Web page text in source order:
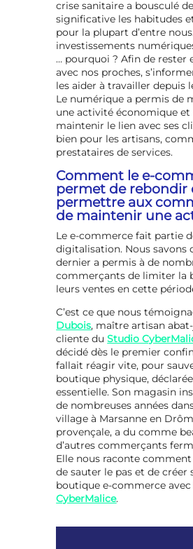
crise sanitaire a bousculé
significative les habitudes
pour la plupart d’entre
investissements
… pourquoi ? Afin de rester
avec nos proches,
les aider à travailler depuis
Le numérique a permis de
une activité économique et
maintenir le lien avec ses
bien pour les artisans,
prestataires de services.
Comment le e-
permet de rebondir
permettre aux
de maintenir une
Le e-commerce fait partie
digitalisation. Nous savons
dernier a permis à de
commerçants de limiter la
leurs ventes en cette
C’est ce que nous
Dubois, maître artisan
cliente duStudio
décidé dès le premier
fallait réagir vite, pour
boutique physique,
essentielle. Son magasin
de nombreuses années
village à Marsanne en
provençale, a du comme
d’autres commerçants
Elle nous raconte
de sauter le pas et de créer
boutique e-commerce
CyberMalice.